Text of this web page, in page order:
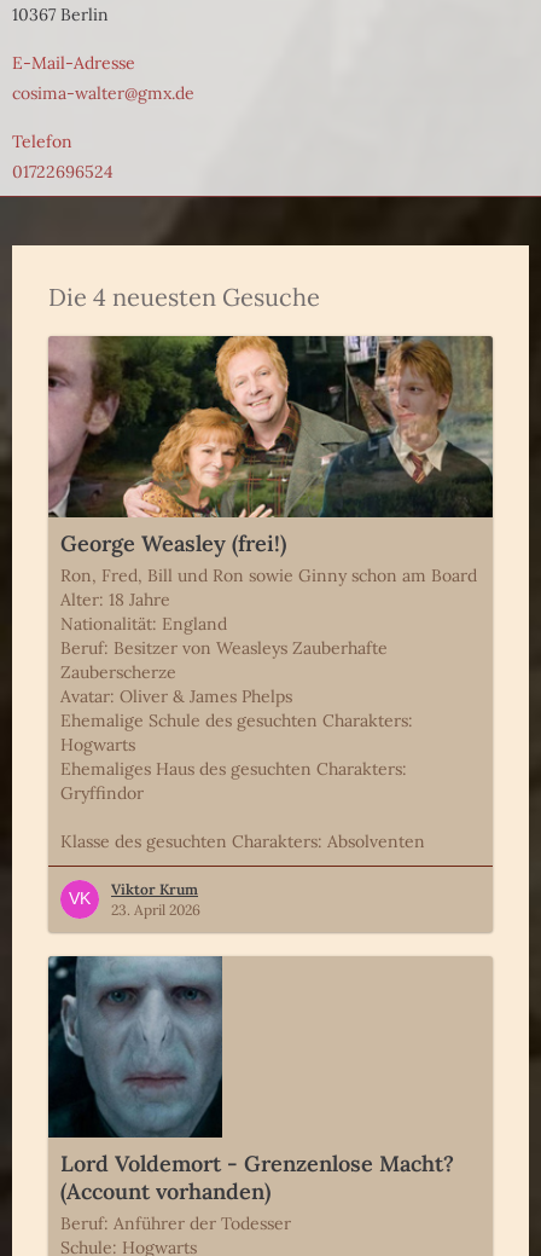
10367 Berlin
E-Mail-Adresse
cosima-walter@gmx.de
Telefon
01722696524
Die 4 neuesten Gesuche
George Weasley (frei!)
Ron, Fred, Bill und Ron sowie Ginny schon am Board
Alter: 18 Jahre
Nationalität: England
Beruf: Besitzer von Weasleys Zauberhafte
Zauberscherze
Avatar: Oliver & James Phelps
Ehemalige Schule des gesuchten Charakters:
Hogwarts
Ehemaliges Haus des gesuchten Charakters:
Gryffindor
Klasse des gesuchten Charakters: Absolventen
Viktor Krum
23. April 2026
Lord Voldemort - Grenzenlose Macht?
(Account vorhanden)
Beruf: Anführer der Todesser
Schule: Hogwarts